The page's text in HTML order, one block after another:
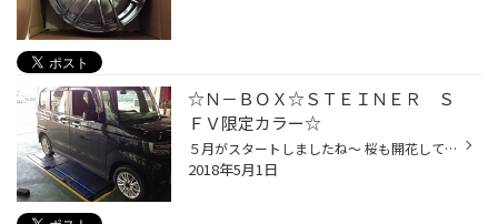
☆Ｎ－ＢＯＸ☆ＳＴＥＩＮＥＲ Ｓ
ＦＶ限定カラー☆
５月がスタートしましたね～ 桜も開花してお花見日和の函館です（＾＾） 今週も桔梗店はお休み無しで営業しておりますよ～（来週より水曜定休が復活します） 今日はＮ－ＢＯＸのお客様に展示中でしたシュタイナーをお買上げ頂きました！ お目が高い！！！こちらの商品は数量限定の特別カラーなんで...
2018年5月1日